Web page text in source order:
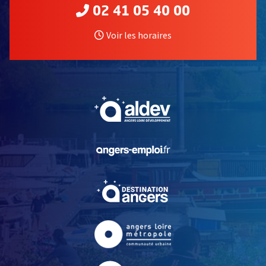
02 41 05 40 00
Voir les horaires
, Ouvre une nouvelle
, Ouvre une nouvelle